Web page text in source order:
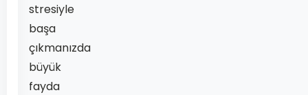
stresiyle
başa
çıkmanızda
büyük
fayda